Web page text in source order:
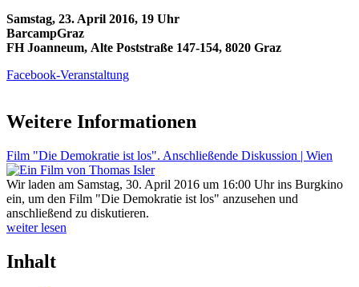
Samstag, 23. April 2016, 19 Uhr
​BarcampGraz
FH Joanneum, Alte Poststraße 147-154, 8020 Graz
Facebook-Veranstaltung
Weitere Informationen
Film "Die Demokratie ist los". Anschließende Diskussion | Wien
Wir laden am Samstag, 30. April 2016 um 16:00 Uhr ins Burgkino
ein, um den Film "Die Demokratie ist los" anzusehen und
anschließend zu diskutieren.
weiter lesen
Inhalt